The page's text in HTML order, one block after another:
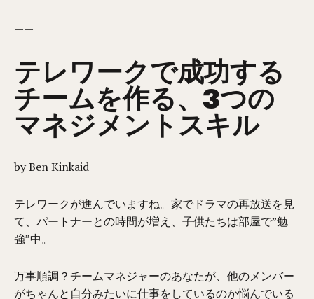
——
テレワークで成功する
チームを作る、3つの
マネジメントスキル
by Ben Kinkaid
テレワークが進んでいますね。家でドラマの再放送を見
て、パートナーとの時間が増え、子供たちは部屋で”勉
強”中。
万事順調？チームマネジャーのあなたが、他のメンバー
がちゃんと自分みたいに仕事をしているのか悩んでいる